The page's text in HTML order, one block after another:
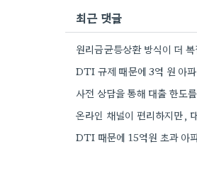
최근 댓글